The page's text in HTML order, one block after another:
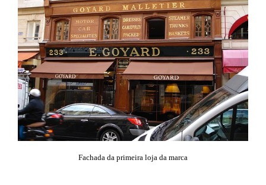
Fachada da primeira loja da marca